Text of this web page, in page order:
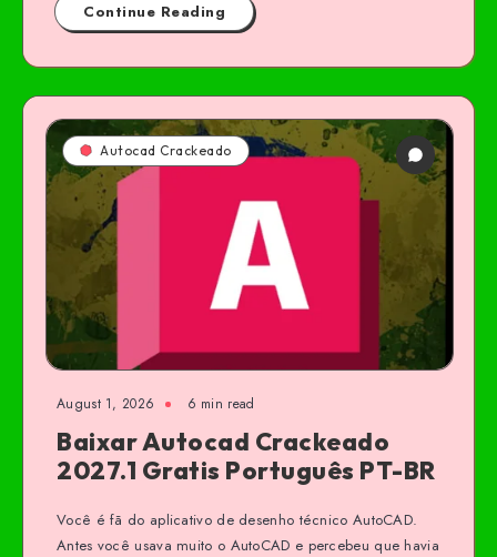
Continue Reading
Autocad Crackeado
August 1, 2026 6 min read
Baixar Autocad Crackeado
2027.1 Gratis Português PT-BR
Você é fã do aplicativo de desenho técnico AutoCAD.
Antes você usava muito o AutoCAD e percebeu que havia